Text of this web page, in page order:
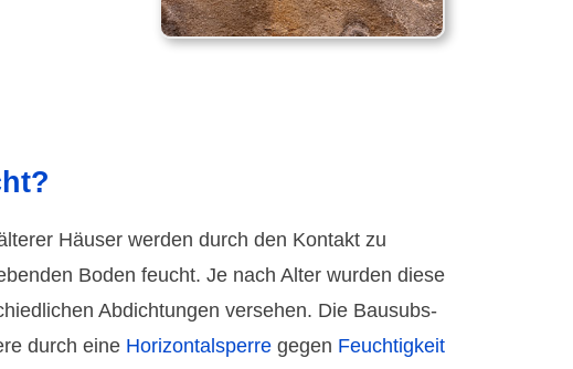
Häuser werden durch den Kontakt zu
Boden feucht. Je nach Alter wurden diese
Abdich­tungen versehen. Die Bau­subs­
durch eine Hori­zontal­sperregegen Feuch­tig­keit